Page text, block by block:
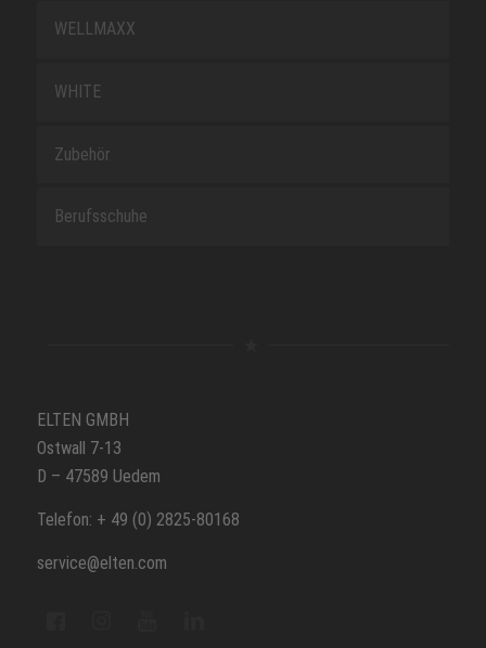
WELLMAXX
WHITE
Zubehör
Berufsschuhe
ELTEN GMBH
Ostwall 7-13
D – 47589 Uedem
Telefon: + 49 (0) 2825-80168
service@elten.com